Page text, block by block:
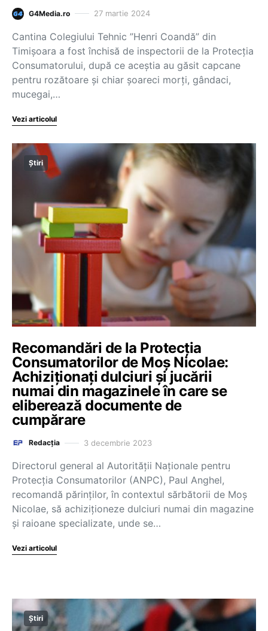
G4Media.ro 27 martie 2024
Cantina Colegiului Tehnic ”Henri Coandă” din
Timişoara a fost închisă de inspectorii de la Protecţia
Consumatorului, după ce aceştia au găsit capcane
pentru rozătoare şi chiar şoareci morţi, gândaci,
mucegai,…
Vezi articolul
Știri
Recomandări de la Protecția
Consumatorilor de Moş Nicolae:
Achiziţionaţi dulciuri şi jucării
numai din magazinele în care se
eliberează documente de
cumpărare
Redacția 3 decembrie 2023
Directorul general al Autorităţii Naţionale pentru
Protecţia Consumatorilor (ANPC), Paul Anghel,
recomandă părinţilor, în contextul sărbătorii de Moş
Nicolae, să achiziţioneze dulciuri numai din magazine
şi raioane specializate, unde se…
Vezi articolul
Știri